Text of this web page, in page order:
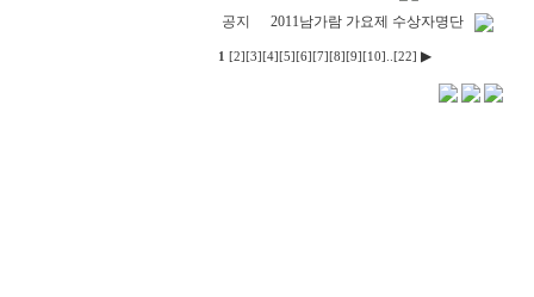
공지
2011남가람 가요제 수상자명단
1 [2] [3] [4] [5] [6] [7] [8] [9] [10] [22] ▶